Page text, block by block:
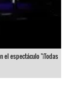
el espectáculo "¡Todas